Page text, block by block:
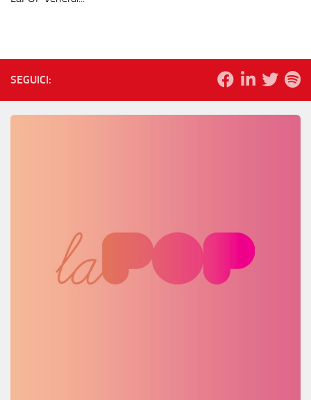
SEGUICI: